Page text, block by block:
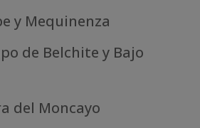
y Mequinenza
de Belchite y Bajo
del Moncayo